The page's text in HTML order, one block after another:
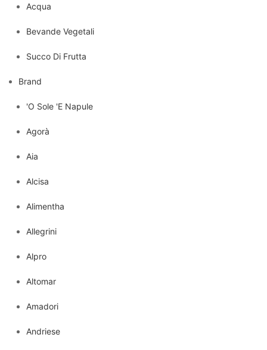
Acqua
Bevande Vegetali
Succo Di Frutta
Brand
'O Sole 'E Napule
Agorà
Aia
Alcisa
Alimentha
Allegrini
Alpro
Altomar
Amadori
Andriese